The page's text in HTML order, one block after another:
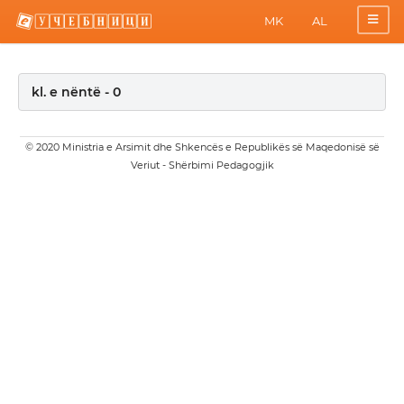
MK AL
kl. e nëntë - 0
© 2020 Ministria e Arsimit dhe Shkencës e Republikës së Maqedonisë së
Veriut - Shërbimi Pedagogjik